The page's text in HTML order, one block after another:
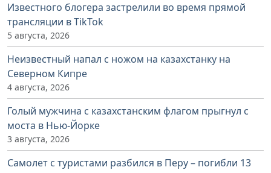
Известного блогера застрелили во время прямой
трансляции в TikTok
5 августа, 2026
Неизвестный напал с ножом на казахстанку на
Северном Кипре
4 августа, 2026
Голый мужчина с казахстанским флагом прыгнул с
моста в Нью-Йорке
3 августа, 2026
Самолет с туристами разбился в Перу – погибли 13